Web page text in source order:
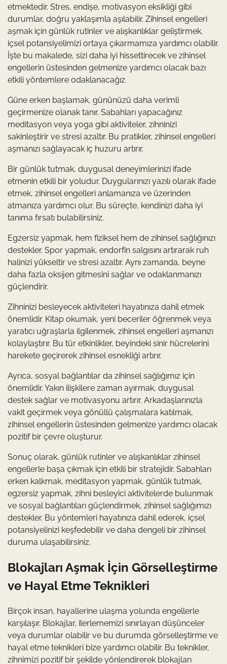
etmektedir. Stres, endişe, motivasyon eksikliği gibi
durumlar, doğru yaklaşımla aşılabilir. Zihinsel engelleri
aşmak için günlük rutinler ve alışkanlıklar geliştirmek,
içsel potansiyelimizi ortaya çıkarmamıza yardımcı olabilir.
İşte bu makalede, sizi daha iyi hissettirecek ve zihinsel
engellerin üstesinden gelmenize yardımcı olacak bazı
etkili yöntemlere odaklanacağız.
Güne erken başlamak, gününüzü daha verimli
geçirmenize olanak tanır. Sabahları yapacağınız
meditasyon veya yoga gibi aktiviteler, zihninizi
sakinleştirir ve stresi azaltır. Bu pratikler, zihinsel engelleri
aşmanızı sağlayacak iç huzuru artırır.
Bir günlük tutmak, duygusal deneyimlerinizi ifade
etmenin etkili bir yoludur. Duygularınızı yazılı olarak ifade
etmek, zihinsel engelleri anlamanıza ve üzerinden
atmanıza yardımcı olur. Bu süreçte, kendinizi daha iyi
tanıma fırsatı bulabilirsiniz.
Egzersiz yapmak, hem fiziksel hem de zihinsel sağlığınızı
destekler. Spor yapmak, endorfin salgısını artırarak ruh
halinizi yükseltir ve stresi azaltır. Aynı zamanda, beyne
daha fazla oksijen gitmesini sağlar ve odaklanmanızı
güçlendirir.
Zihninizi besleyecek aktiviteleri hayatınıza dahil etmek
önemlidir. Kitap okumak, yeni beceriler öğrenmek veya
yaratıcı uğraşlarla ilgilenmek, zihinsel engelleri aşmanızı
kolaylaştırır. Bu tür etkinlikler, beyindeki sinir hücrelerini
harekete geçirerek zihinsel esnekliği artırır.
Ayrıca, sosyal bağlantılar da zihinsel sağlığımız için
önemlidir. Yakın ilişkilere zaman ayırmak, duygusal
destek sağlar ve motivasyonu artırır. Arkadaşlarınızla
vakit geçirmek veya gönüllü çalışmalara katılmak,
zihinsel engellerin üstesinden gelmenize yardımcı olacak
pozitif bir çevre oluşturur.
Sonuç olarak, günlük rutinler ve alışkanlıklar zihinsel
engellerle başa çıkmak için etkili bir stratejidir. Sabahları
erken kalkmak, meditasyon yapmak, günlük tutmak,
egzersiz yapmak, zihni besleyici aktivitelerde bulunmak
ve sosyal bağlantıları güçlendirmek, zihinsel sağlığımızı
destekler. Bu yöntemleri hayatınıza dahil ederek, içsel
potansiyelinizi keşfedebilir ve daha dengeli bir zihinsel
duruma ulaşabilirsiniz.
Blokajları Aşmak İçin Görselleştirme
ve Hayal Etme Teknikleri
Birçok insan, hayallerine ulaşma yolunda engellerle
karşılaşır. Blokajlar, ilerlememizi sınırlayan düşünceler
veya durumlar olabilir ve bu durumda görselleştirme ve
hayal etme teknikleri bize yardımcı olabilir. Bu teknikler,
zihnimizi pozitif bir şekilde yönlendirerek blokajları